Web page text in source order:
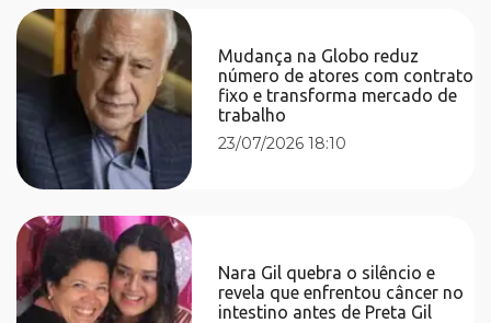
Mudança na Globo reduz
número de atores com contrato
fixo e transforma mercado de
trabalho
23/07/2026 18:10
Nara Gil quebra o silêncio e
revela que enfrentou câncer no
intestino antes de Preta Gil